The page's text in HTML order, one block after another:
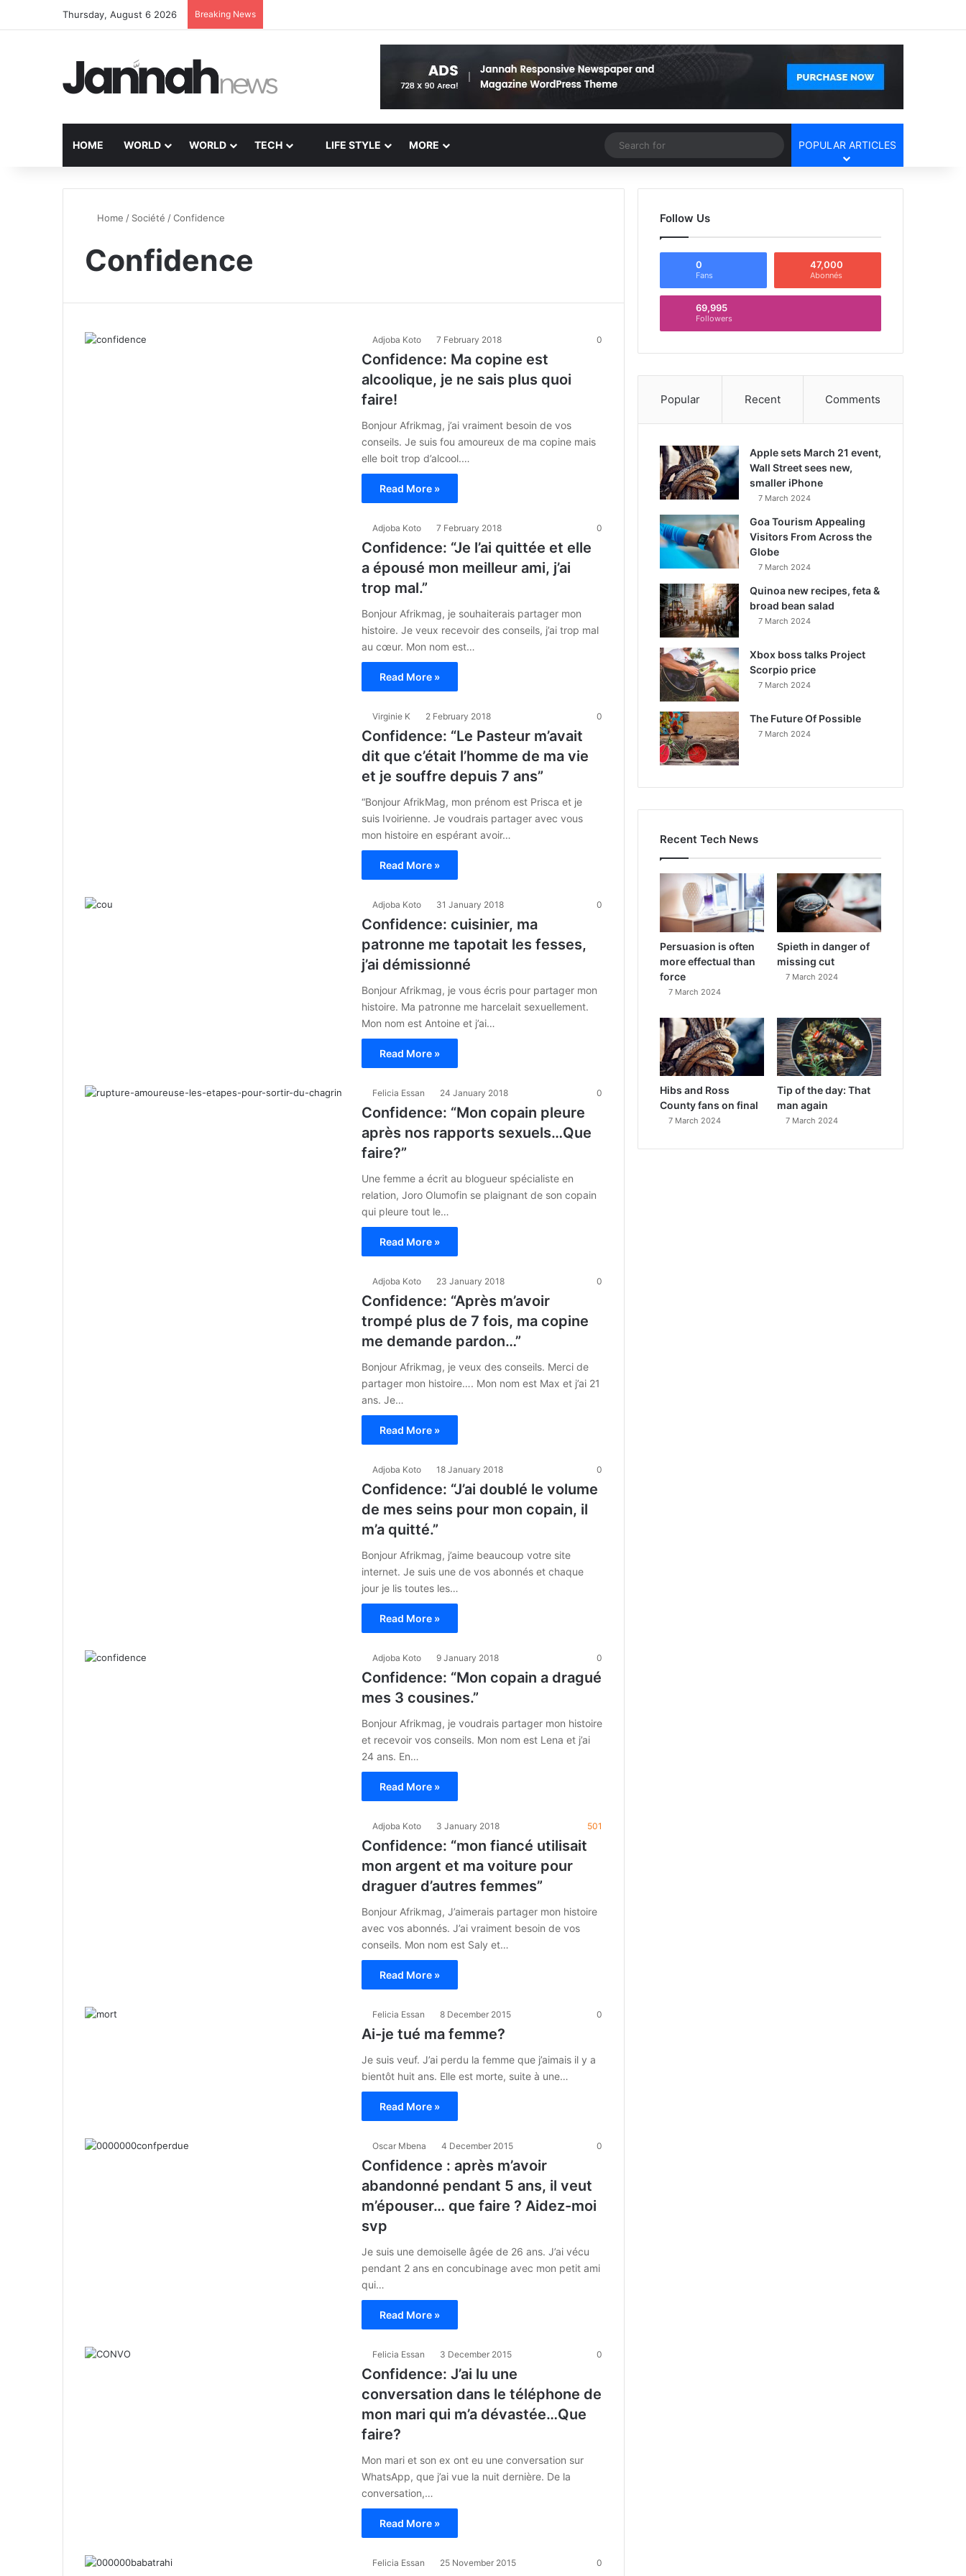
Thursday, August 6 2026 Breaking News
HOME WORLD WORLD TECH LIFE STYLE MORE Random Article
Search
for
POPULAR ARTICLES
Home / Société /Confidence
Confidence
Adjoba Koto 7 February 2018 0
Confidence: Ma copine est
alcoolique, je ne sais plus quoi
faire!
Bonjour Afrikmag, j’ai vraiment besoin de vos
conseils. Je suis fou amoureux de ma copine mais
elle boit trop d’alcool.…
Read More »
Adjoba Koto 7 February 2018 0
Confidence: “Je l’ai quittée et elle
a épousé mon meilleur ami, j’ai
trop mal.”
Bonjour Afrikmag, je souhaiterais partager mon
histoire. Je veux recevoir des conseils, j’ai trop mal
au cœur. Mon nom est…
Read More »
Virginie K 2 February 2018 0
Confidence: “Le Pasteur m’avait
dit que c’était l’homme de ma vie
et je souffre depuis 7 ans”
“Bonjour AfrikMag, mon prénom est Prisca et je
suis Ivoirienne. Je voudrais partager avec vous
mon histoire en espérant avoir…
Read More »
Adjoba Koto 31 January 2018 0
Confidence: cuisinier, ma
patronne me tapotait les fesses,
j’ai démissionné
Bonjour Afrikmag, je vous écris pour partager mon
histoire. Ma patronne me harcelait sexuellement.
Mon nom est Antoine et j’ai…
Read More »
Felicia Essan 24 January 2018 0
Confidence: “Mon copain pleure
après nos rapports sexuels…Que
faire?”
Une femme a écrit au blogueur spécialiste en
relation, Joro Olumofin se plaignant de son copain
qui pleure tout le…
Read More »
Adjoba Koto 23 January 2018 0
Confidence: “Après m’avoir
trompé plus de 7 fois, ma copine
me demande pardon…”
Bonjour Afrikmag, je veux des conseils. Merci de
partager mon histoire…. Mon nom est Max et j’ai 21
ans. Je…
Read More »
Adjoba Koto 18 January 2018 0
Confidence: “J’ai doublé le volume
de mes seins pour mon copain, il
m’a quitté.”
Bonjour Afrikmag, j’aime beaucoup votre site
internet. Je suis une de vos abonnés et chaque
jour je lis toutes les…
Read More »
Adjoba Koto 9 January 2018 0
Confidence: “Mon copain a dragué
mes 3 cousines.”
Bonjour Afrikmag, je voudrais partager mon histoire
et recevoir vos conseils. Mon nom est Lena et j’ai
24 ans. En…
Read More »
Adjoba Koto 3 January 2018 501
Confidence: “mon fiancé utilisait
mon argent et ma voiture pour
draguer d’autres femmes”
Bonjour Afrikmag, J’aimerais partager mon histoire
avec vos abonnés. J’ai vraiment besoin de vos
conseils. Mon nom est Saly et…
Read More »
Felicia Essan 8 December 2015 0
Ai-je tué ma femme?
Je suis veuf. J’ai perdu la femme que j’aimais il y a
bientôt huit ans. Elle est morte, suite à une…
Read More »
Oscar Mbena 4 December 2015 0
Confidence : après m’avoir
abandonné pendant 5 ans, il veut
m’épouser… que faire ? Aidez-moi
svp
Je suis une demoiselle âgée de 26 ans. J’ai vécu
pendant 2 ans en concubinage avec mon petit ami
qui…
Read More »
Felicia Essan 3 December 2015 0
Confidence: J’ai lu une
conversation dans le téléphone de
mon mari qui m’a dévastée…Que
faire?
Mon mari et son ex ont eu une conversation sur
WhatsApp, que j’ai vue la nuit dernière. De la
conversation,…
Read More »
Felicia Essan 25 November 2015 0
Follow Us
0
Fans
47,000
Abonnés
69,995
Followers
Popular Recent Comments
Apple sets March 21 event,
Wall Street sees new,
smaller iPhone
7 March 2024
Goa Tourism Appealing
Visitors From Across the
Globe
7 March 2024
Quinoa new recipes, feta &
broad bean salad
7 March 2024
Xbox boss talks Project
Scorpio price
7 March 2024
The Future Of Possible
7 March 2024
Recent Tech News
Persuasion is often
more effectual than
force
7 March 2024
Spieth in danger of
missing cut
7 March 2024
Hibs and Ross
County fans on final
7 March 2024
Tip of the day: That
man again
7 March 2024